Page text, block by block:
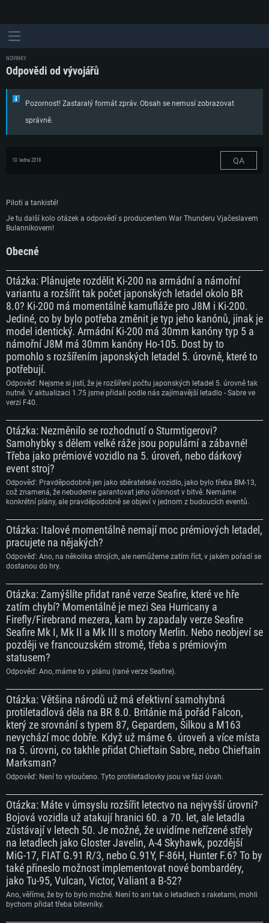
NOVINKY
Odpovědi od vývojářů
Pozornost! Zastaralý formát zpráv. Obsah se nemusí zobrazovat
správně.
10. ledna 2018 QA
Piloti a tankisté!
Je tu další kolo otázek a odpovědí s producentem War Thunderu Vjačeslavem
Bulannikovem!
Obecné
Otázka: Plánujete rozdělit Ki-200 na armádní a námořní
variantu a rozšířit tak počet japonských letadel okolo BR
8.0? Ki-200 má momentálně kamufláže pro J8M i Ki-200.
Jediné, co by bylo potřeba změnit je typ jeho kanónů, jinak je
model identický. Armádní Ki-200 má 30mm kanóny typ 5 a
námořní J8M má 30mm kanóny Ho-105. Dost by to
pomohlo s rozšířením japonských letadel 5. úrovně, které to
potřebují.
Odpověď: Nejsme si jistí, že je rozšíření počtu japonských letadel 5. úrovně tak
nutné. V aktualizaci 1.75 jsme přidali podle nás zajímavější letadlo - Sabre ve
verzi F40.
Otázka: Nezměnilo se rozhodnutí o Sturmtigerovi?
Samohybky s dělem velké ráže jsou populární a zábavné!
Třeba jako prémiové vozidlo na 5. úroveň, nebo dárkový
event stroj?
Odpověď: Pravděpodobně jen jako sběratelské vozidlo, jako bylo třeba BM-13,
což znamená, že nebudeme garantovat jeho účinnost v bitvě. Nemáme
konkrétní plány, ale pravděpodobně se objeví v jednom z budoucích eventů.
Otázka: Italové momentálně nemají moc prémiových letadel,
pracujete na nějakých?
Odpověď: Ano, na několika strojích, ale nemůžeme zatím říct, v jakém pořadí se
dostanou do hry.
Otázka: Zamýšlíte přidat rané verze Seafire, které ve hře
zatím chybí? Momentálně je mezi Sea Hurricany a
Firefly/Firebrand mezera, kam by zapadaly verze Seafire
Seafire Mk I, Mk II a Mk III s motory Merlin. Nebo neobjeví se
později ve francouzském stromě, třeba s prémiovým
statusem?
Odpověď: Ano, máme to v plánu (rané verze Seafire).
Otázka: Většina národů už má efektivní samohybná
protiletadlová děla na BR 8.0. Británie má pořád Falcon,
který ze srovnání s typem 87, Gepardem, Šilkou a M163
nevychází moc dobře. Když už máme 6. úroveň a více místa
na 5. úrovni, co takhle přidat Chieftain Sabre, nebo Chieftain
Marksman?
Odpověď: Není to vyloučeno. Tyto protiletadlovky jsou ve fázi úvah.
Otázka: Máte v úmsyslu rozšířit letectvo na nejvyšší úrovni?
Bojová vozidla už atakují hranici 60. a 70. let, ale letadla
zůstávají v letech 50. Je možné, že uvidíme neřízené střely
na letadlech jako Gloster Javelin, A-4 Skyhawk, pozdější
MiG-17, FIAT G.91 R/3, nebo G.91Y, F-86H, Hunter F.6? To by
také přineslo možnost implementovat nové bombardéry,
jako Tu-95, Vulcan, Victor, Valiant a B-52?
Ano, věříme, že by to bylo možné. Není to ani tak o letadlech s raketami, mohli
bychom přidat třeba bitevníky.